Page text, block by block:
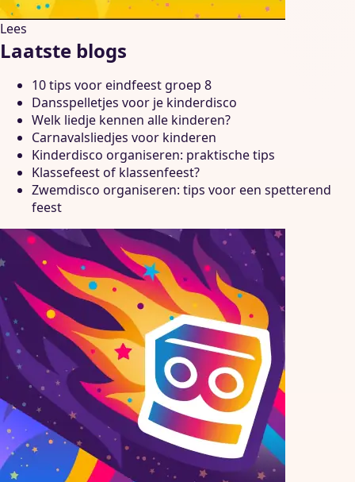
Lees
Laatste blogs
10 tips voor eindfeest groep 8
Dansspelletjes voor je kinderdisco
Welk liedje kennen alle kinderen?
Carnavalsliedjes voor kinderen
Kinderdisco organiseren: praktische tips
Klassefeest of klassenfeest?
Zwemdisco organiseren: tips voor een spetterend
feest